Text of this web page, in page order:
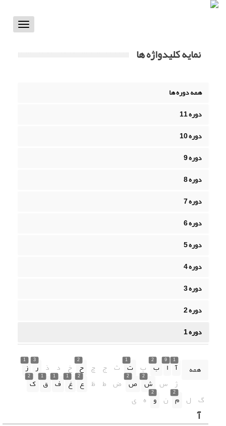
Toggle
نمایه کلیدواژه ها
همه دوره ها
دوره 11
دوره 10
دوره 9
دوره 8
دوره 7
دوره 6
دوره 5
دوره 4
دوره 3
دوره 2
دوره 1
همه
1
آ
9
ا
2
ب پ
1
ت ث ج چ
2
ح خ د ذ
3
ر
1
ز
ژ س
2
ش
2
ص ض ط ظ
2
ع
1
غ
1
ف
1
ق
2
ک
گ ل
2
م ن
2
و ه ی
آ